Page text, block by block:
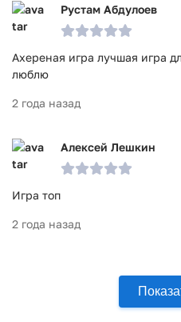
Рустам Абдулоев
Ахереная игра лучшая игра
люблю
2 года назад
Алексей Лешкин
Игра топ
2 года назад